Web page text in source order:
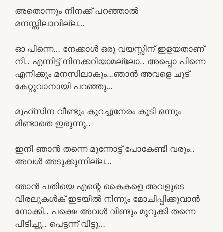
അതൊന്നും നിനക്ക് പറഞ്ഞാൽ
മനസ്സിലാവില്ല…
ഓ പിന്നെ… നേക്കാൾ ഒരു വയസ്സിന് ഇളയതാണ്
നീ.. എന്നിട്ട് നിനക്കറിയാമല്ലോ.. അപ്പൊ പിന്നെ
എനിക്കും മനസിലാകും…ഞാൻ അവളെ ചൂട്
കേറ്റുവാനായി പറഞ്ഞു…
മുഹ്സിന വീണ്ടും കുറച്ചുനേരം കൂടി ഒന്നും
മിണ്ടാതെ ഇരുന്നു..
ഇനി ഞാൻ തന്നെ മുന്നോട്ട് പോകേണ്ടി വരും..
അവൾ അടുക്കുന്നില്ല…
ഞാൻ പതിയെ എന്റെ കൈകളെ അവളുടെ
വിരലുകൾക് ഇടയിൽ നിന്നും മോചിപ്പിക്കുവാൻ
നോക്കി.. പക്ഷെ അവൾ വീണ്ടും മുറുക്കി തന്നെ
പിടിച്ചു.. പെട്ടന്ന് വിട്ടു…